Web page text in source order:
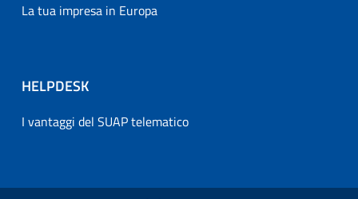
La tua impresa in Europa
HELPDESK
I vantaggi del SUAP telematico